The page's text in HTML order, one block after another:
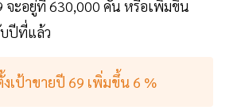
จะอยู่ที่ 630,000 คัน หรือเพิ่มขึ้น
ปีที่แล้ว
งเป้าขายปี 69 เพิ่มขึ้น 6 %